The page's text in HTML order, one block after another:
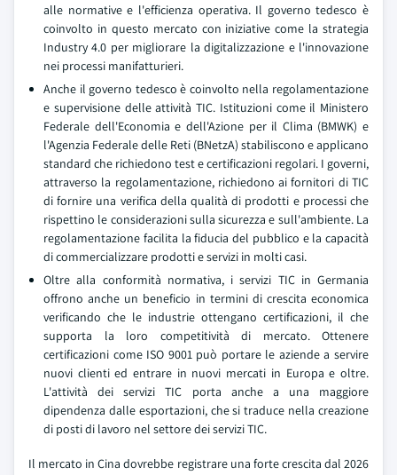
alle normative e l'efficienza operativa. Il governo tedesco è
coinvolto in questo mercato con iniziative come la strategia
Industry 4.0 per migliorare la digitalizzazione e l'innovazione
nei processi manifatturieri.
Anche il governo tedesco è coinvolto nella regolamentazione
e supervisione delle attività TIC. Istituzioni come il Ministero
Federale dell'Economia e dell'Azione per il Clima (BMWK) e
l'Agenzia Federale delle Reti (BNetzA) stabiliscono e applicano
standard che richiedono test e certificazioni regolari. I governi,
attraverso la regolamentazione, richiedono ai fornitori di TIC
di fornire una verifica della qualità di prodotti e processi che
rispettino le considerazioni sulla sicurezza e sull'ambiente. La
regolamentazione facilita la fiducia del pubblico e la capacità
di commercializzare prodotti e servizi in molti casi.
Oltre alla conformità normativa, i servizi TIC in Germania
offrono anche un beneficio in termini di crescita economica
verificando che le industrie ottengano certificazioni, il che
supporta la loro competitività di mercato. Ottenere
certificazioni come ISO 9001 può portare le aziende a servire
nuovi clienti ed entrare in nuovi mercati in Europa e oltre.
L'attività dei servizi TIC porta anche a una maggiore
dipendenza dalle esportazioni, che si traduce nella creazione
di posti di lavoro nel settore dei servizi TIC.
Il mercato in Cina dovrebbe registrare una forte crescita dal 2026